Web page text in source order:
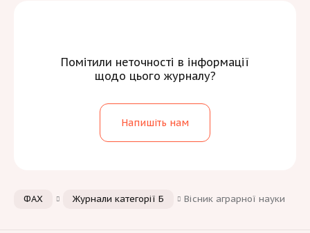
Помітили неточності в інформації
щодо цього журналу?
Напишіть нам
ФАХ Журнали категорії Б Вісник аграрної науки